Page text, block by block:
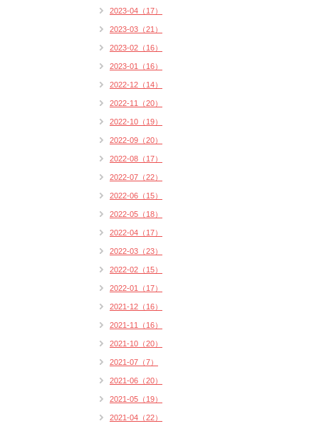
2023-04（17）
2023-03（21）
2023-02（16）
2023-01（16）
2022-12（14）
2022-11（20）
2022-10（19）
2022-09（20）
2022-08（17）
2022-07（22）
2022-06（15）
2022-05（18）
2022-04（17）
2022-03（23）
2022-02（15）
2022-01（17）
2021-12（16）
2021-11（16）
2021-10（20）
2021-07（7）
2021-06（20）
2021-05（19）
2021-04（22）